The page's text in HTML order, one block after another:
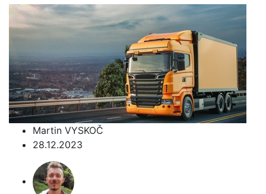
Martin VYSKOČ
28.12.2023